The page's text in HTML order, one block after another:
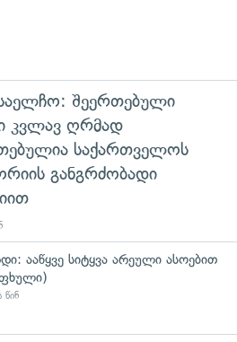
შეერთებული
კვლავ ღრმად
საქართველოს
განგრძობადი
ააწყვე სიტყვა არეული ასოებით
წინ